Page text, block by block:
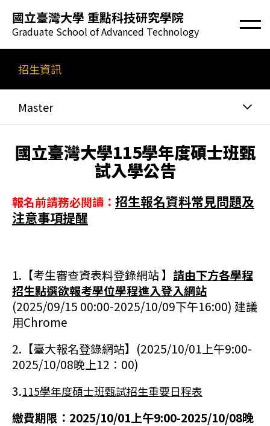
國立臺灣大學 重點科技研究學院
Graduate School of Advanced Technology
招生資訊
Master
國立臺灣大學115學年度碩士班甄
試入學公告
報名前請務必閱讀： 招生報名資料常見問題及
注意事項提醒
1. 【考生審查資表料登錄網站】 請由下方各學程
招生點選欲報考學位學程進入登入網站
(2025/09/15 00:00-2025/10/09下午16:00) 建議
用Chrome
2. 【臺大報名登錄網站】(2025/10/01上午9:00-
2025/10/08晚上12：00)
3.115學年度碩士班甄試招生重要日程表
繳費期限：2025/10/01上午9:00-2025/10/08晚